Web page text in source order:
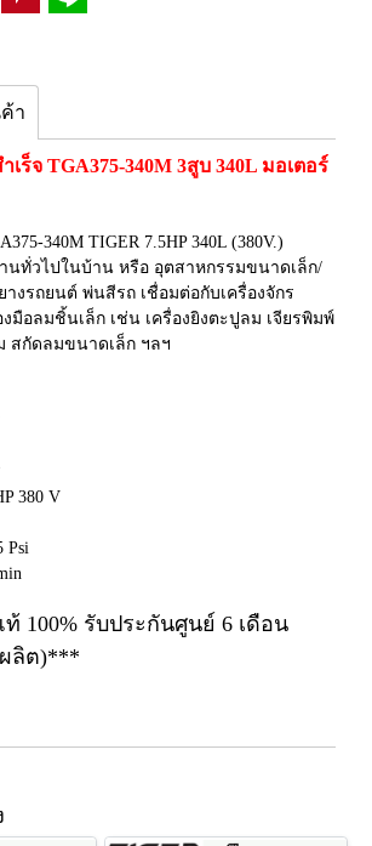
า
ร็จ TGA375-340M 3สูบ 340L มอเตอร์
340M TIGER 7.5HP 340L (380V.)
นทั่วไปในบ้าน หรือ อุตสาหกรรมขนาดเล็ก/
งรถยนต์ พ่นสีรถ เชื่อมต่อกับเครื่องจักร
มือลมชิ้นเล็ก เช่น เครื่องยิงตะปูลม เจียรพิมพ์
สกัดลมขนาดเล็ก ฯลฯ
380 V
Psi
100% รับประกันศูนย์ 6 เดือน
ลิต)***